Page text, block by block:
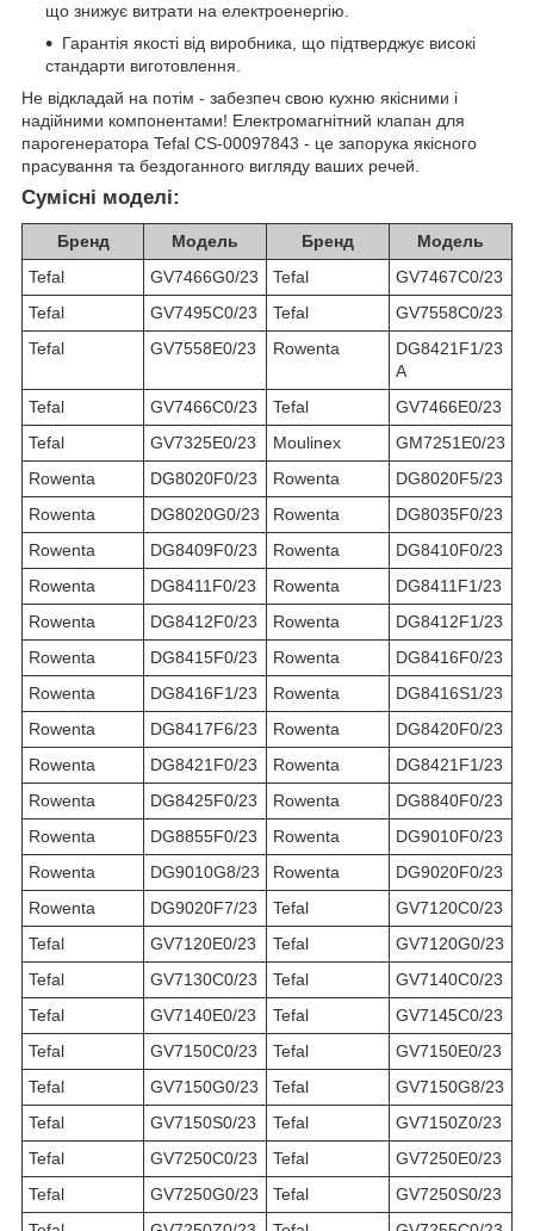
що знижує витрати на електроенергію.
Гарантія якості від виробника, що підтверджує високі
стандарти виготовлення.
Не відкладай на потім - забезпеч свою кухню якісними і
надійними компонентами! Електромагнітний клапан для
парогенератора Tefal CS-00097843 - це запорука якісного
прасування та бездоганного вигляду ваших речей.
Сумісні моделі:
Бренд Модель Бренд
Модель
Tefal
GV7466G0/23 Tefal
GV7467C0/23
Tefal
GV7495C0/23 Tefal
GV7558C0/23
Tefal
GV7558E0/23 Rowenta
DG8421F1/23
A
Tefal
GV7466C0/23 Tefal
GV7466E0/23
Tefal
GV7325E0/23 Moulinex
GM7251E0/23
Rowenta
DG8020F0/23 Rowenta
DG8020F5/23
Rowenta
DG8020G0/23 Rowenta
DG8035F0/23
Rowenta
DG8409F0/23 Rowenta
DG8410F0/23
Rowenta
DG8411F0/23 Rowenta
DG8411F1/23
Rowenta
DG8412F0/23 Rowenta
DG8412F1/23
Rowenta
DG8415F0/23 Rowenta
DG8416F0/23
Rowenta
DG8416F1/23 Rowenta
DG8416S1/23
Rowenta
DG8417F6/23 Rowenta
DG8420F0/23
Rowenta
DG8421F0/23 Rowenta
DG8421F1/23
Rowenta
DG8425F0/23 Rowenta
DG8840F0/23
Rowenta
DG8855F0/23 Rowenta
DG9010F0/23
Rowenta
DG9010G8/23 Rowenta
DG9020F0/23
Rowenta
DG9020F7/23 Tefal
GV7120C0/23
Tefal
GV7120E0/23 Tefal
GV7120G0/23
Tefal
GV7130C0/23 Tefal
GV7140C0/23
Tefal
GV7140E0/23 Tefal
GV7145C0/23
Tefal
GV7150C0/23 Tefal
GV7150E0/23
Tefal
GV7150G0/23 Tefal
GV7150G8/23
Tefal
GV7150S0/23 Tefal
GV7150Z0/23
Tefal
GV7250C0/23 Tefal
GV7250E0/23
Tefal
GV7250G0/23 Tefal
GV7250S0/23